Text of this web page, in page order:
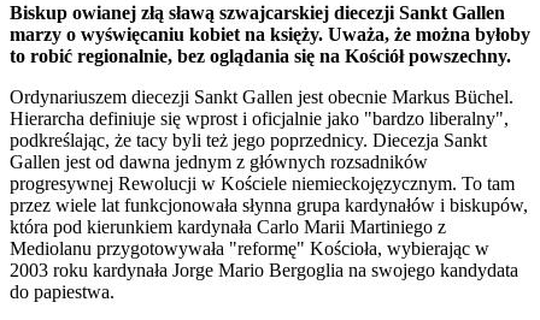
Biskup owianej złą sławą szwajcarskiej diecezji Sankt Gallen
marzy o wyświęcaniu kobiet na księży. Uważa, że można byłoby
to robić regionalnie, bez oglądania się na Kościół powszechny.
Ordynariuszem diecezji Sankt Gallen jest obecnie Markus Büchel.
Hierarcha definiuje się wprost i oficjalnie jako "bardzo liberalny",
podkreślając, że tacy byli też jego poprzednicy. Diecezja Sankt
Gallen jest od dawna jednym z głównych rozsadników
progresywnej Rewolucji w Kościele niemieckojęzycznym. To tam
przez wiele lat funkcjonowała słynna grupa kardynałów i biskupów,
która pod kierunkiem kardynała Carlo Marii Martiniego z
Mediolanu przygotowywała "reformę" Kościoła, wybierając w
2003 roku kardynała Jorge Mario Bergoglia na swojego kandydata
do papiestwa.